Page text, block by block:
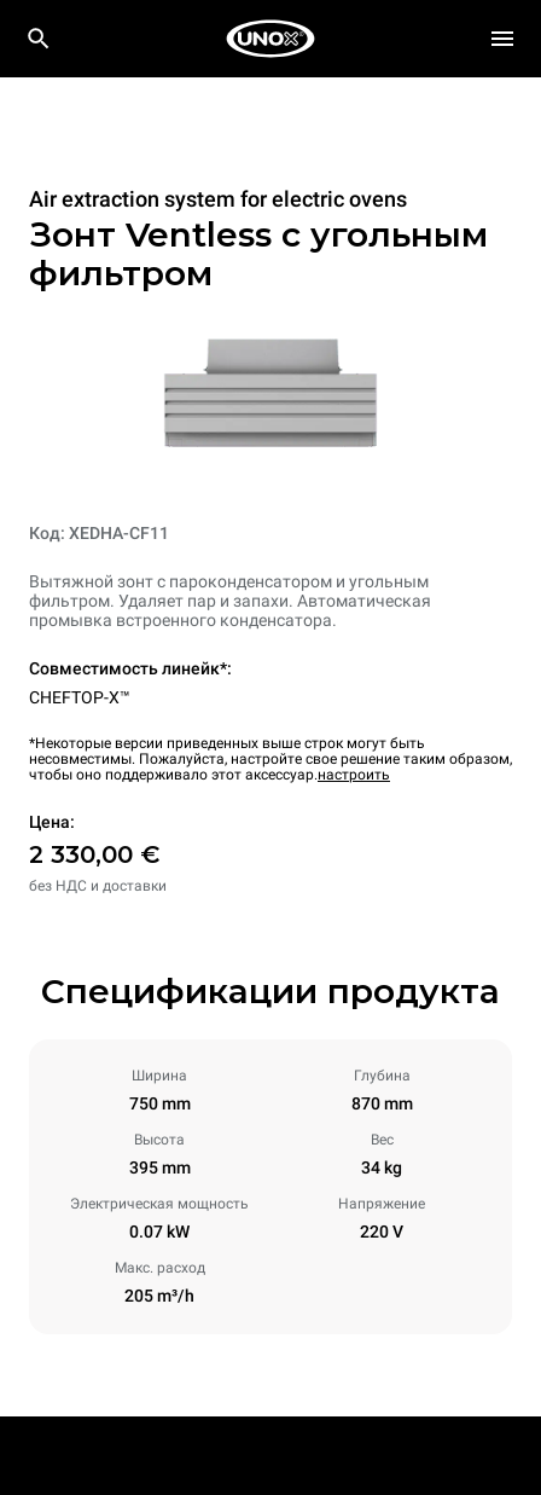
Air extraction system for electric ovens
Зонт Ventless c угольным
фильтром
Код: XEDHA-CF11
Вытяжной зонт с пароконденсатором и угольным
фильтром. Удаляет пар и запахи. Автоматическая
промывка встроенного конденсатора.
Совместимость линейк*:
CHEFTOP-X™
*Некоторые версии приведенных выше строк могут быть
несовместимы. Пожалуйста, настройте свое решение таким образом,
чтобы оно поддерживало этот аксессуар.настроить
Цена:
2 330,00 €
без НДС и доставки
Спецификации продукта
Ширина
750 mm
Глубина
870 mm
Высота
395 mm
Вес
34 kg
Электрическая мощность
0.07 kW
Напряжение
220 V
Макс. расход
205 m³/h